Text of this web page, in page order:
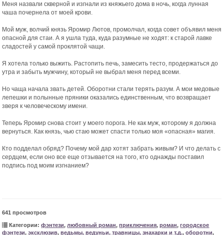
Меня назвали скверной и изгнали из княжьего дома в ночь, когда лунная
чаша почернела от моей крови.
Мой муж, волчий князь Яромир Лютов, промолчал, когда совет объявил меня
опасной для стаи. А я ушла туда, куда разумные не ходят: к старой лавке
сладостей у самой проклятой чащи.
Я хотела только выжить. Растопить печь, замесить тесто, продержаться до
утра и забыть мужчину, который не выбрал меня перед всеми.
Но чаща начала звать детей. Оборотни стали терять разум. А мои медовые
лепешки и полынные пряники оказались единственным, что возвращает
зверя к человеческому имени.
Теперь Яромир снова стоит у моего порога. Не как муж, которому я должна
вернуться. Как князь, чью стаю может спасти только моя «опасная» магия.
Кто подделал обряд? Почему мой дар хотят забрать живым? И что делать с
сердцем, если оно все еще отзывается на того, кто однажды поставил
подпись под моим изгнанием?
641 просмотров
Категории:фэнтези, любовный роман,приключения,роман,городское
фэнтези,эксклюзив,ведьмы, ведуньи, травницы, знахарки и т.д.,оборотни,